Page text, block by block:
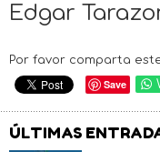
Edgar
Por favor comparta
Save
ÚLTIMAS